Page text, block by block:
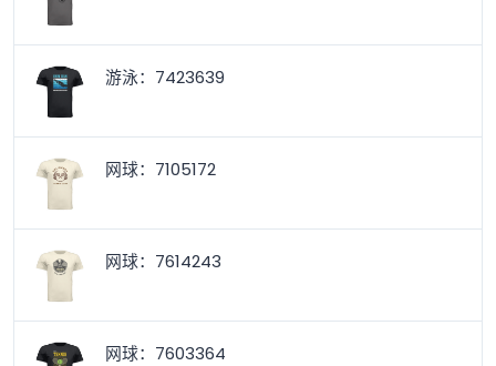
游泳：7423639
网球：7105172
网球：7614243
网球：7603364